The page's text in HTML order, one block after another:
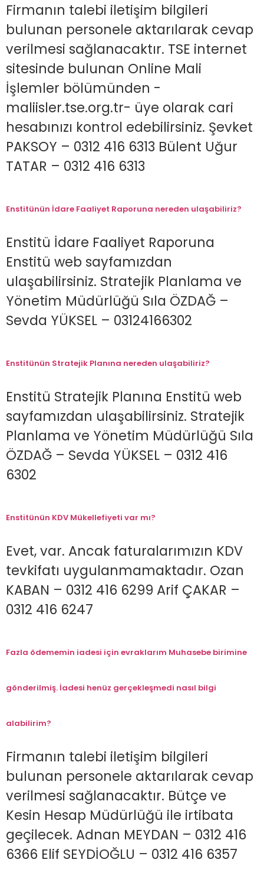
Firmanın talebi iletişim bilgileri
bulunan personele aktarılarak cevap
verilmesi sağlanacaktır. TSE internet
sitesinde bulunan Online Mali
İşlemler bölümünden -
maliisler.tse.org.tr- üye olarak cari
hesabınızı kontrol edebilirsiniz. Şevket
PAKSOY – 0312 416 6313 Bülent Uğur
TATAR – 0312 416 6313
Enstitünün İdare Faaliyet Raporuna nereden ulaşabiliriz?
Enstitü İdare Faaliyet Raporuna
Enstitü web sayfamızdan
ulaşabilirsiniz. Stratejik Planlama ve
Yönetim Müdürlüğü Sıla ÖZDAĞ –
Sevda YÜKSEL – 03124166302
Enstitünün Stratejik Planına nereden ulaşabiliriz?
Enstitü Stratejik Planına Enstitü web
sayfamızdan ulaşabilirsiniz. Stratejik
Planlama ve Yönetim Müdürlüğü Sıla
ÖZDAĞ – Sevda YÜKSEL – 0312 416
6302
Enstitünün KDV Mükellefiyeti var mı?
Evet, var. Ancak faturalarımızın KDV
tevkifatı uygulanmamaktadır. Ozan
KABAN – 0312 416 6299 Arif ÇAKAR –
0312 416 6247
Fazla ödememin iadesi için evraklarım Muhasebe birimine
gönderilmiş. İadesi henüz gerçekleşmedi nasıl bilgi
alabilirim?
Firmanın talebi iletişim bilgileri
bulunan personele aktarılarak cevap
verilmesi sağlanacaktır. Bütçe ve
Kesin Hesap Müdürlüğü ile irtibata
geçilecek. Adnan MEYDAN – 0312 416
6366 Elif SEYDİOĞLU – 0312 416 6357